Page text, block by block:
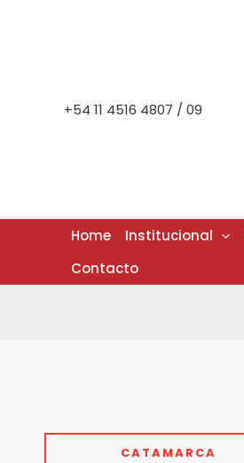
+54 11 4516 4807 / 09
Home Institucional
Contacto
CATAMARCA